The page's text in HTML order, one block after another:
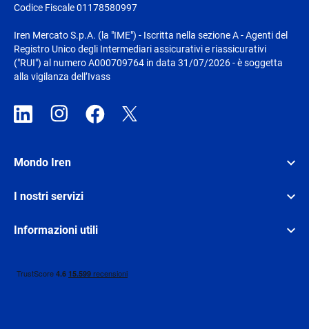
Codice Fiscale 01178580997
Iren Mercato S.p.A. (la "IME") - Iscritta nella sezione A - Agenti del
Registro Unico degli Intermediari assicurativi e riassicurativi
("RUI") al numero A000709764 in data 31/07/2026 - è soggetta
alla vigilanza dell’Ivass
Mondo Iren
I nostri servizi
Informazioni utili